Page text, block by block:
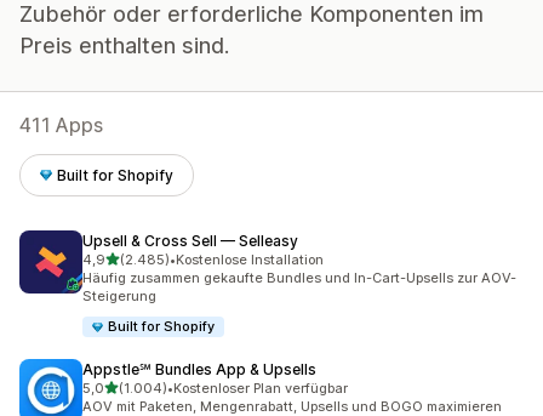
Zubehör oder erforderliche Komponenten im
Preis enthalten sind.
411 Apps
Built for Shopify
Upsell & Cross Sell — Selleasy
4,9von 5 Sternen
(2.485)
2485 Rezensionen insgesamt
•Kostenlose Installation
Häufig zusammen gekaufte Bundles und In-Cart-Upsells zur AOV-
Steigerung
Built for Shopify
Appstle℠ Bundles App & Upsells
5,0von 5 Sternen
(1.004)
1004 Rezensionen insgesamt
•Kostenloser Plan verfügbar
AOV mit Paketen, Mengenrabatt, Upsells und BOGO maximieren